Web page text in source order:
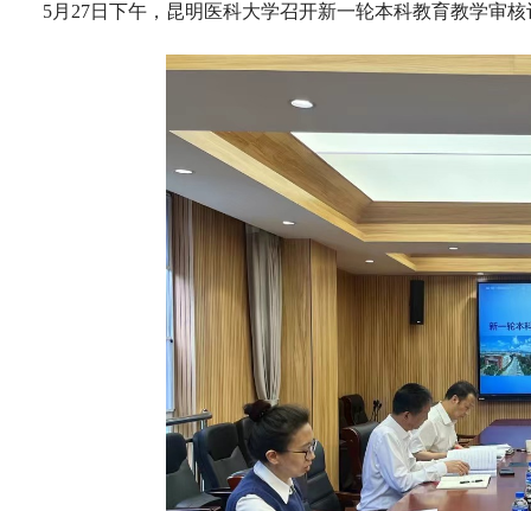
5月27日下午，昆明医科大学召开新一轮本科教育教学审